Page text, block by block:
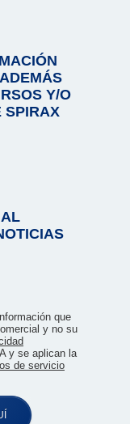
Y/O
SPIRAX
que
y no su
y se aplican la
de servicio